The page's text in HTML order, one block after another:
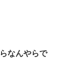
なんやらで